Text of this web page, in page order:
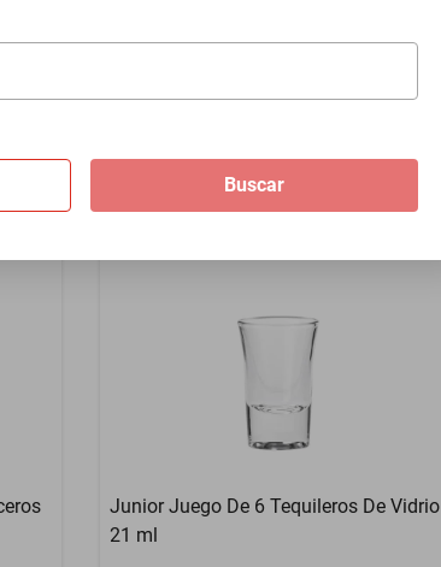
Buscar
Junior Juego De 6 Tequileros De Vidrio
21 ml